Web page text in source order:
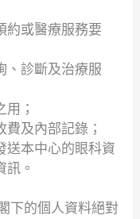
約或醫療服務要
、診斷及治療服
；
及內部記錄；
送本中心的眼科資
訊。
下的個人資料絕對